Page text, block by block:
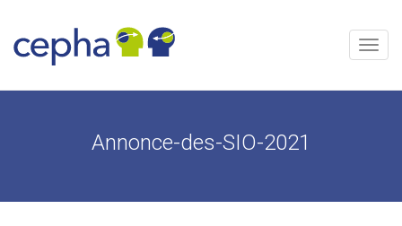
content
Menu
Annonce-des-SIO-2021